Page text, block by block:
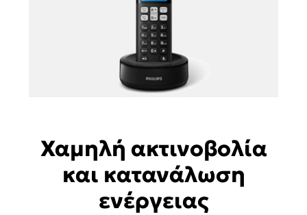
Χαμηλή ακτινοβολία
και κατανάλωση
ενέργειας